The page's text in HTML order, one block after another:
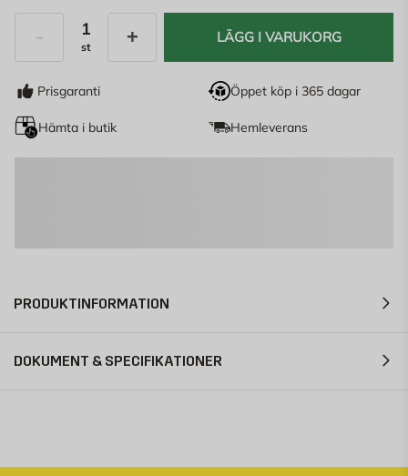
st
LÄGG I VARUKORG
Prisgaranti Öppet köp i 365 dagar
Hämta i butik Hemleverans
PRODUKTINFORMATION
DOKUMENT & SPECIFIKATIONER